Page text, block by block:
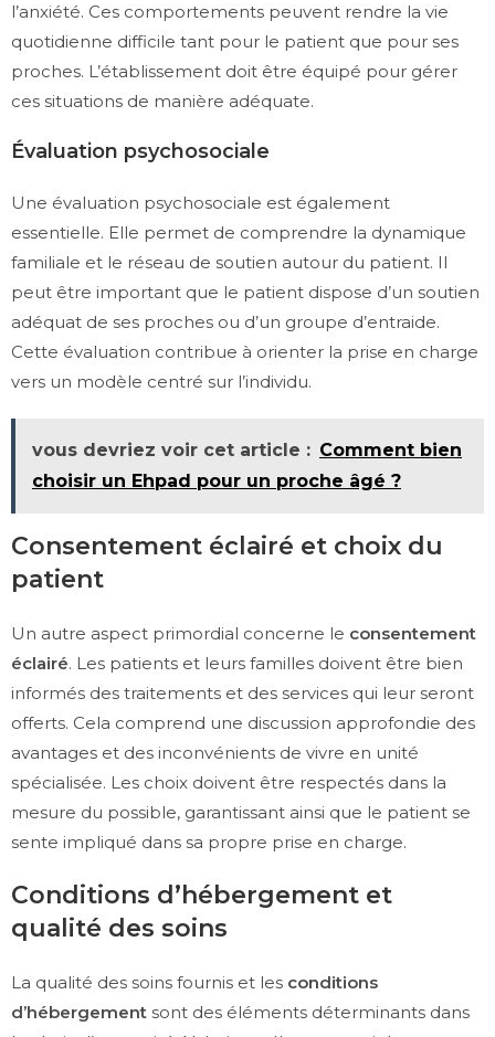
l’anxiété. Ces comportements peuvent rendre la vie
quotidienne difficile tant pour le patient que pour ses
proches. L’établissement doit être équipé pour gérer
ces situations de manière adéquate.
Évaluation psychosociale
Une évaluation psychosociale est également
essentielle. Elle permet de comprendre la dynamique
familiale et le réseau de soutien autour du patient. Il
peut être important que le patient dispose d’un soutien
adéquat de ses proches ou d’un groupe d’entraide.
Cette évaluation contribue à orienter la prise en charge
vers un modèle centré sur l’individu.
vous devriez voir cet article : Comment bien
choisir un Ehpad pour un proche âgé ?
Consentement éclairé et choix du
patient
Un autre aspect primordial concerne le consentement
éclairé. Les patients et leurs familles doivent être bien
informés des traitements et des services qui leur seront
offerts. Cela comprend une discussion approfondie des
avantages et des inconvénients de vivre en unité
spécialisée. Les choix doivent être respectés dans la
mesure du possible, garantissant ainsi que le patient se
sente impliqué dans sa propre prise en charge.
Conditions d’hébergement et
qualité des soins
La qualité des soins fournis et les conditions
d’hébergement sont des éléments déterminants dans